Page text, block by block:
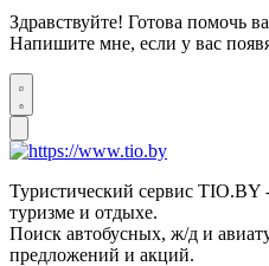
Здравствуйте! Готова помочь
Напишите мне, если у вас
Туристический сервис
туризме и отдыхе.
Поиск автобусных, ж/д и
предложений и акций.